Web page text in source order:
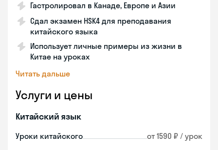
Гастролировал в Канаде, Европе и Азии
Сдал экзамен HSK4 для преподавания
китайского языка
Использует личные примеры из жизни в
Китае на уроках
Читать дальше
Услуги и цены
Китайский язык
Уроки китайского от 1590 ₽ / урок